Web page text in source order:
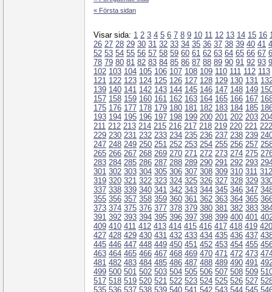
« Första sidan
Visar sida: 1 2 3 4 5 6 7 8 9 10 11 12 13 14 15 16
26 27 28 29 30 31 32 33 34 35 36 37 38 39 40 41
52 53 54 55 56 57 58 59 60 61 62 63 64 65 66 67
78 79 80 81 82 83 84 85 86 87 88 89 90 91 92 93
102 103 104 105 106 107 108 109 110 111 112 113
121 122 123 124 125 126 127 128 129 130 131
139 140 141 142 143 144 145 146 147 148 149
157 158 159 160 161 162 163 164 165 166 167
175 176 177 178 179 180 181 182 183 184 185
193 194 195 196 197 198 199 200 201 202 203
211 212 213 214 215 216 217 218 219 220 221 222
229 230 231 232 233 234 235 236 237 238 239
247 248 249 250 251 252 253 254 255 256 257
265 266 267 268 269 270 271 272 273 274 275
283 284 285 286 287 288 289 290 291 292 293
301 302 303 304 305 306 307 308 309 310 311 312
319 320 321 322 323 324 325 326 327 328 329
337 338 339 340 341 342 343 344 345 346 347
355 356 357 358 359 360 361 362 363 364 365
373 374 375 376 377 378 379 380 381 382 383
391 392 393 394 395 396 397 398 399 400 401
409 410 411 412 413 414 415 416 417 418 419 420
427 428 429 430 431 432 433 434 435 436 437
445 446 447 448 449 450 451 452 453 454 455
463 464 465 466 467 468 469 470 471 472 473
481 482 483 484 485 486 487 488 489 490 491
499 500 501 502 503 504 505 506 507 508 509
517 518 519 520 521 522 523 524 525 526 527
535 536 537 538 539 540 541 542 543 544 545